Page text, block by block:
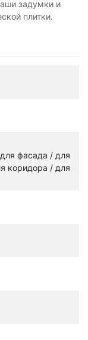
задумки и
плитки.
фасада / для
коридора / для